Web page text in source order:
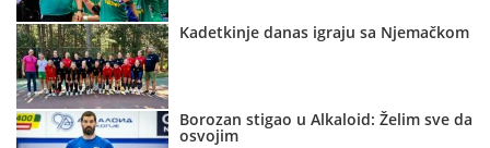
Kadetkinje danas igraju sa Njemačkom
Borozan stigao u Alkaloid: Želim sve da
osvojim